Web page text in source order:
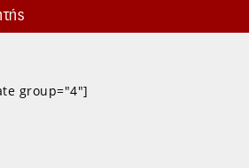
group="4"]